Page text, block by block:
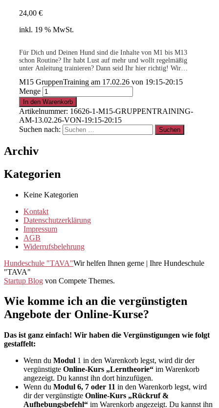
24,00 €
inkl. 19 % MwSt.
Für Dich und Deinen Hund sind die Inhalte von M1 bis M13
schon Routine? Ihr habt Lust auf mehr und wollt regelmäßig
unter Anleitung trainieren? Dann seid Ihr hier richtig! Wir
.
15% für Clubmitglieder!Infohier
.
Clubmitglied werden ?
M15 GruppenTraining am 17.02.26 von 19:15-20:15
Menge
In den Warenkorb
Artikelnummer: 16626-1-M15-GRUPPENTRAINING-
AM-13.02.26-VON-19:15-20:15
Suchen nach:
Archiv
Kategorien
Keine Kategorien
Kontakt
Datenschutzerklärung
Impressum
AGB
Widerrufsbelehrung
Hundeschule "TAVA"Wir helfen Ihnen gerne | Ihre Hundeschule
"TAVA"
Startup Blog von Compete Themes.
Wie komme ich an die vergünstigten
Angebote der Online-Kurse?
Das ist ganz einfach! Wir haben die Vergünstigungen wie folgt
gestaffelt:
Wenn du Modul 1 in den Warenkorb legst, wird dir der
vergünstigte Online-Kurs „Lerntheorie“ im Warenkorb
angezeigt. Du kannst ihn dort hinzufügen.
Wenn du Modul 6, 7 oder 11 in den Warenkorb legst, wird
dir der vergünstigte Online-Kurs „Rückruf &
Aufhebungsbefehl“ im Warenkorb angezeigt. Du kannst ihn